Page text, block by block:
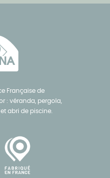
Française de
: véranda, pergola,
abri de piscine.